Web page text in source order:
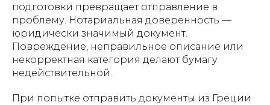
подготовки превращает отправление в
проблему. Нотариальная доверенность —
юридически значимый документ.
Повреждение, неправильное описание или
некорректная категория делают бумагу
недействительной.
При попытке отправить документы из Греции